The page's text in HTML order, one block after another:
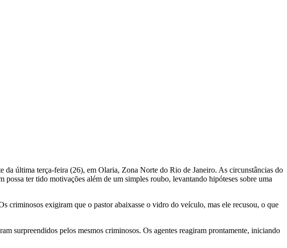
última terça-feira (26), em Olaria, Zona Norte do Rio de Janeiro. As circunstâncias do
ter tido motivações além de um simples roubo, levantando hipóteses sobre uma
exigiram que o pastor abaixasse o vidro do veículo, mas ele recusou, o que
surpreendidos pelos mesmos criminosos. Os agentes reagiram prontamente, iniciando